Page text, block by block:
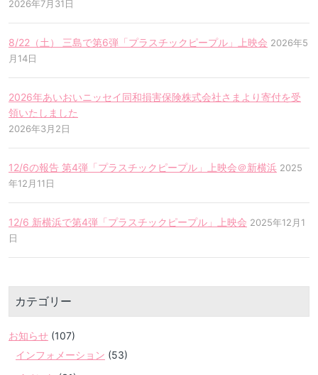
2026年7月31日
8/22（土） 三島で第6弾「プラスチックピープル」上映会 2026年5
月14日
2026年あいおいニッセイ同和損害保険株式会社さまより寄付を受
領いたしました
2026年3月2日
12/6の報告 第4弾「プラスチックピープル」上映会＠新横浜 2025
年12月11日
12/6 新横浜で第4弾「プラスチックピープル」上映会 2025年12月1
日
カテゴリー
お知らせ (107)
インフォメーション (53)